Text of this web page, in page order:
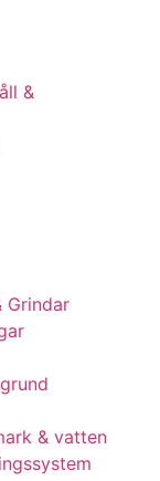
&
Grindar
& vatten